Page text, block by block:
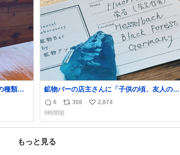
ト
数
種類に
は消
代わ
んな
すめで
うか？
鉱物バーの店主さんに「子供の頃、友人の土
産で青い石を貰って、それがすごく気に入っ
てたのに、いつかの引越しで無くしてしまっ
た」という話をしたら、 「お土産で買ってき
たくらいの価格感なら、ドイツの黒い森のフ
た。確かにこんな感じだった気がする 凄い
返
信
数
6
リ
ポ
ス
308
い
ね
2,874
9時間前
もっと見る